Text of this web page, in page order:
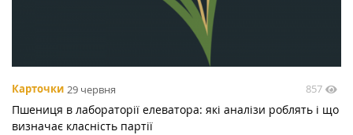
Карточки 29 червня 857
Пшениця в лабораторії елеватора: які аналізи роблять і що
визначає класність партії